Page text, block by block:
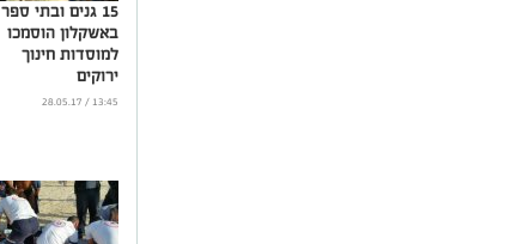
15 גנים ובתי ספר
באשקלון הוסמכו
למוסדות חינוך
ירוקים
...
13:45 / 28.05.17